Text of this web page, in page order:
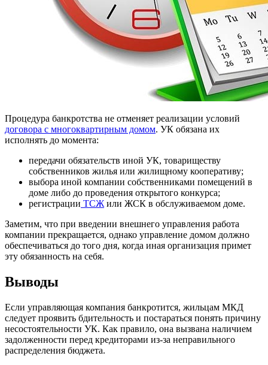
Процедура банкротства не отменяет реализации условий
договора с многоквартирным домом. УК обязана их
исполнять до момента:
передачи обязательств иной УК, товариществу
собственников жилья или жилищному кооперативу;
выбора иной компании собственниками помещений в
доме либо до проведения открытого конкурса;
регистрации ТСЖили ЖСК в обслуживаемом доме.
Заметим, что при введении внешнего управления работа
компании прекращается, однако управление домом должно
обеспечиваться до того дня, когда иная организация примет
эту обязанность на себя.
Выводы
Если управляющая компания банкротится, жильцам МКД
следует проявить бдительность и постараться понять причину
несостоятельности УК. Как правило, она вызвана наличием
задолженности перед кредиторами из-за неправильного
распределения бюджета.